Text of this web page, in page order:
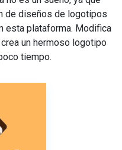
de diseños de logotipos
esta plataforma. Modifica
un hermoso logotipo
tiempo.